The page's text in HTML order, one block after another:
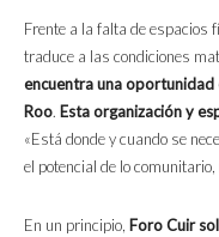
Frente a la falta de espacios
traduce a las condiciones
encuentra una
Roo. Esta organización y
«Está donde y cuando se
el potencial de lo comunitario,
En un principio, Foro Cuir